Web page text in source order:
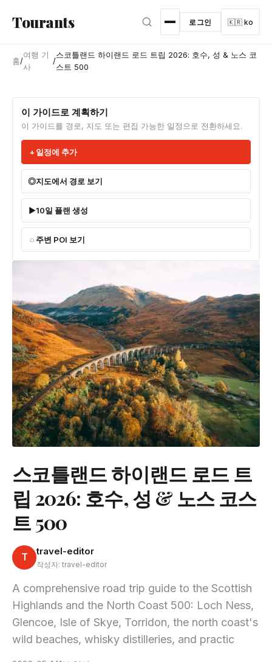
Tourants 로그인 🇰🇷 ko
홈/
여행 기
사
/
스코틀랜드 하이랜드 로드 트립 2026: 호수, 성 & 노스 코
스트 500
이 가이드로 계획하기
이 가이드를 경로, 지도 또는 편집 가능한 일정으로 전환하세요.
일정에 추가
지도에서 경로 보기
10일 플랜 생성
주변 POI 보기
스코틀랜드 하이랜드 로드 트
립 2026: 호수, 성 & 노스 코스
트 500
T travel-editor
작성자: travel-editor
A comprehensive road trip guide to the Scottish
Highlands and the North Coast 500: Loch Ness,
Glencoe, Isle of Skye, Torridon, the north coast's
wild beaches, whisky distilleries, and practic